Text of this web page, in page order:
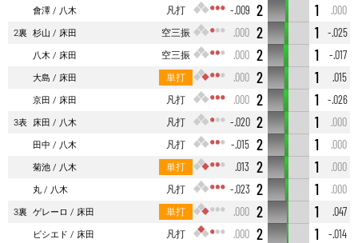
會澤
八木 凡打 -.009 2 1
.000
2裏 杉山 床田 空三振 .000 2 1
-.025
八木
床田 空三振 .000 2 1
-.017
大島
床田 単打 .000 2 1
.015
京田
床田 凡打 .000 2 1
-.026
3表 床田 八木 凡打 -.020 2 1
.000
田中
八木 凡打 -.015 2 1
.000
菊池
八木 単打 .013 2 1
.000
丸
八木 凡打 -.023 2 1
.000
3裏 ゲレーロ 床田 単打 .000 2 1
.047
ビシエド
床田 凡打 .000 2 1 -.014